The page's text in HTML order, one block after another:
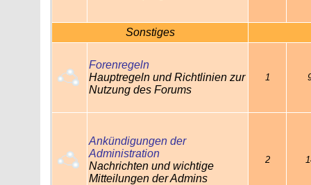
Sonstiges
Forenregeln
Hauptregeln und Richtlinien zur
Nutzung des Forums
1
Ankündigungen der
Administration
Nachrichten und wichtige
Mitteilungen der Admins
2